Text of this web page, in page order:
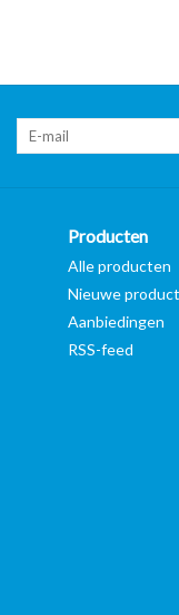
Producten
Alle producten
Nieuwe
Aanbiedingen
RSS-feed